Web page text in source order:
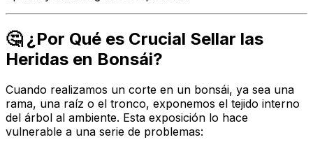
🤔 ¿Por Qué es Crucial Sellar las
Heridas en Bonsái?
Cuando realizamos un corte en un bonsái, ya sea una
rama, una raíz o el tronco, exponemos el tejido interno
del árbol al ambiente. Esta exposición lo hace
vulnerable a una serie de problemas: